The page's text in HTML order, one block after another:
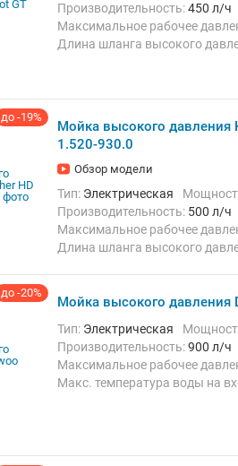
Производительность:450 л/ч
Максимальное рабочее
Длина шланга высокого
до -19%
Мойка высокого давления
1.520-930.0
Обзор модели
Тип: Электрическая
Производительность: 500 л/ч
Максимальное рабочее
Длина шланга высокого
до -20%
Мойка высокого давления
Тип: Электрическая
Производительность:900 л/ч
Максимальное рабочее
Макс. температура воды на